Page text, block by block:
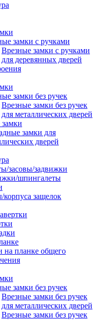
замки с ручками
Врезные замки с ручками
для деревянных дверей
замки без ручек
Врезные замки без ручек
для металлических дверей
замки для
дверей
засовы/задвижки
шпингалеты
защелок
на планке общего
замки без ручек
Врезные замки без ручек
для металлических дверей
Врезные замки без ручек